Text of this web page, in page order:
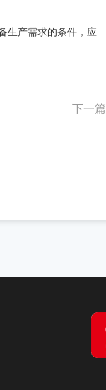
生产需求的条件，应
下一篇